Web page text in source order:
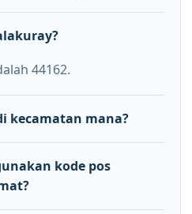
44162.
kecamatan mana?
kode pos